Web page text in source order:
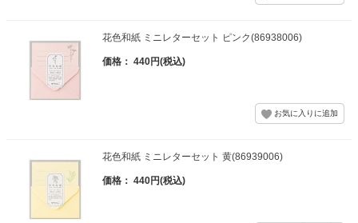
花色和紙 ミニレターセット ピンク(86938006)
価格： 440円(税込)
花色和紙 ミニレターセット 黄(86939006)
価格： 440円(税込)